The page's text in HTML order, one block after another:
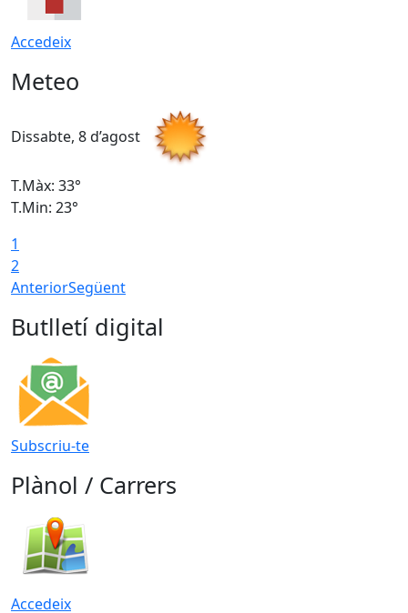
Accedeix
Meteo
Dissabte, 8 d’agost
T.Màx: 33°
T.Min: 23°
1
2
AnteriorSegüent
Butlletí digital
Subscriu-te
Plànol / Carrers
Accedeix